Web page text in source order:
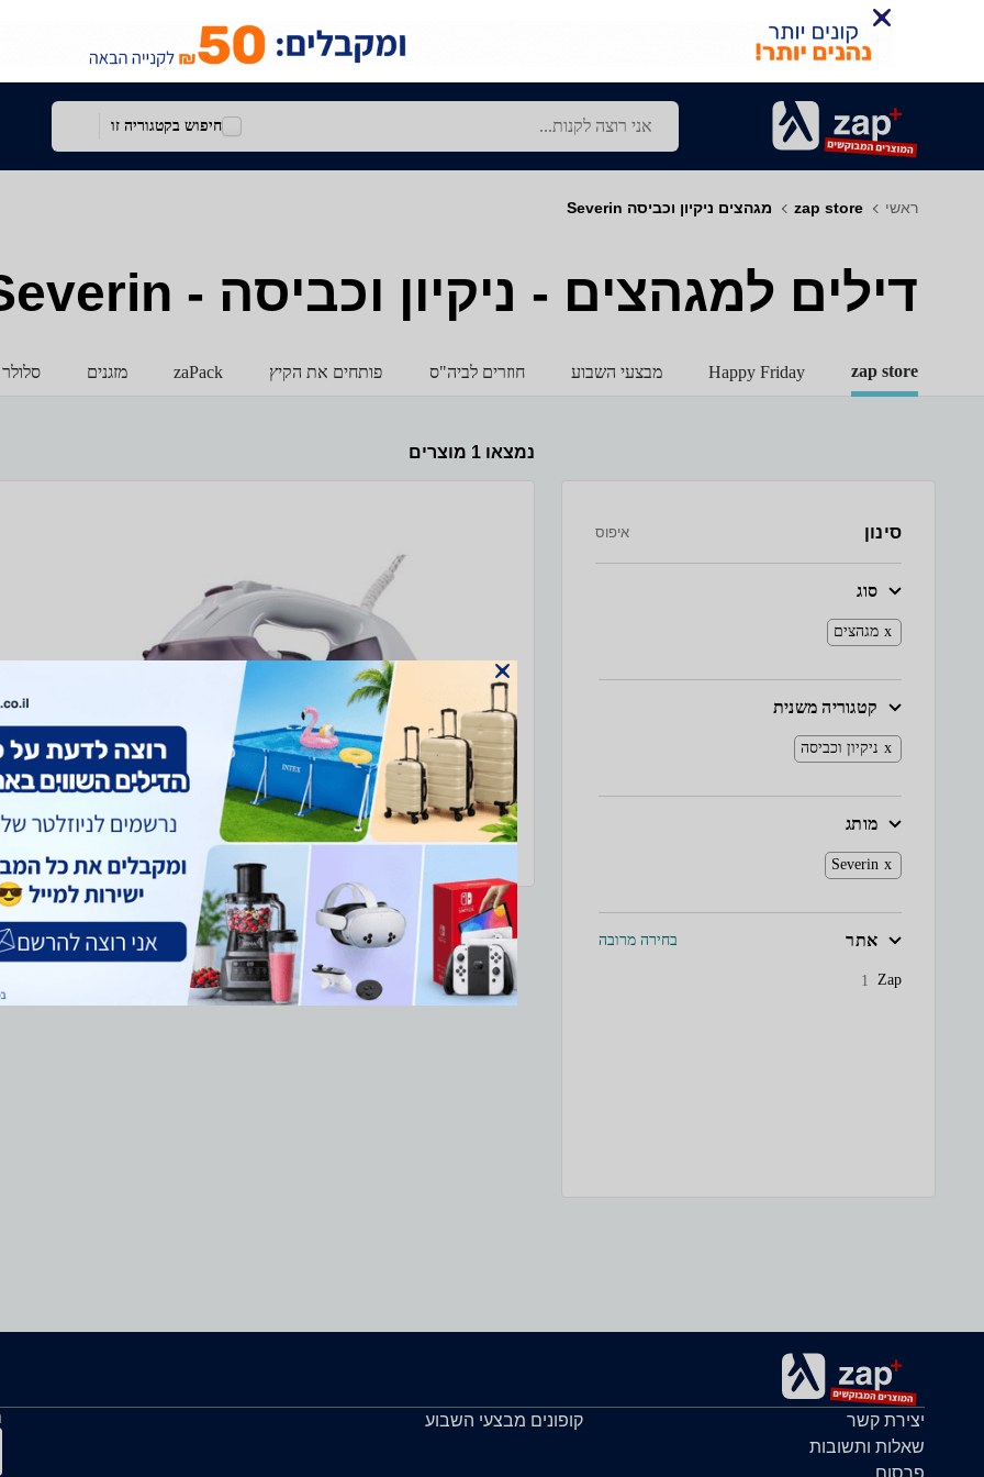
חיפוש בקטגוריה זו
ראשי zap store מגהצים ניקיון וכביסה Severin
דילים למגהצים - ניקיון וכביסה - Severin
zap store
Happy Friday מבצעי השבוע חוזרים לביה"ס פותחים את הקיץ zaPack מזגנים
נמצאו 1 מוצרים
סינון איפוס
סוג
מגהצים
קטגוריה משנית
ניקיון וכביסה
מותג
Severin
אתר בחירה מרובה
Zap
1
יצירת קשר
שאלות ותשובות
קופונים מבצעי השבוע